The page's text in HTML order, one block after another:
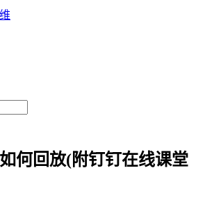
何回放(附钉钉在线课堂